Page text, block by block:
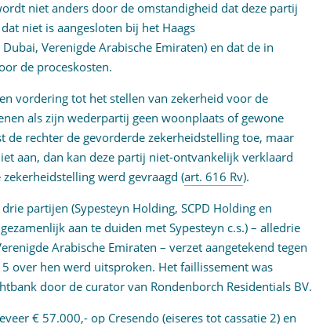
niet anders door de omstandigheid dat deze partij
niet is aangesloten bij het Haags
Verenigde Arabische Emiraten) en dat de in
de proceskosten.
vordering tot het stellen van zekerheid voor de
als zijn wederpartij geen woonplaats of gewone
rechter de gevorderde zekerheidstelling toe, maar
aan, dan kan deze partij niet-ontvankelijk verklaard
werd gevraagd (art. 616 Rv).
partijen (Sypesteyn Holding, SCPD Holding en
aan te duiden met Sypesteyn c.s.) – alledrie
Arabische Emiraten – verzet aangetekend tegen
over hen werd uitsproken. Het faillissement was
door de curator van Rondenborch Residentials BV.
€ 57.000,- op Cresendo (eiseres tot cassatie 2) en